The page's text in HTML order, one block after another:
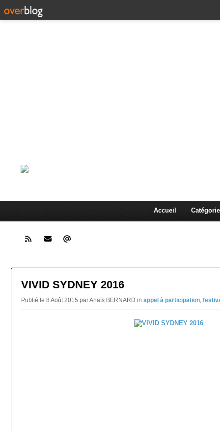
Accueil
VIVID SYDNEY 2016
Publié le 8 Août 2015 par Anaïs BERNARD in appel à participation,